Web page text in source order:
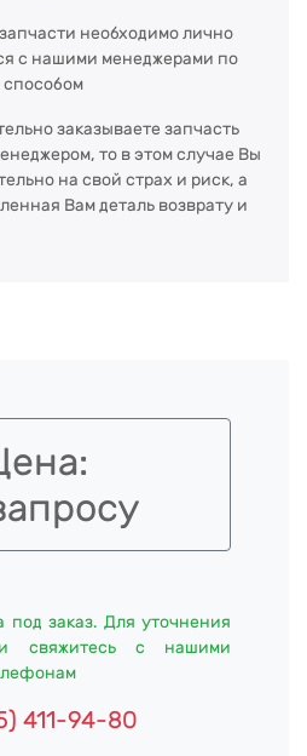
необходимо лично
с нашими менеджерами по
заказываете запчасть
то в этом случае Вы
на свой страх и риск, а
Вам деталь возврату и
под заказ. Для уточнения
свяжитесь с нашими
411-94-80